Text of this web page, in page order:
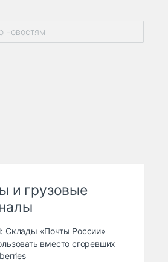
и грузовые
Склады «Почты России»
вместо сгоревших